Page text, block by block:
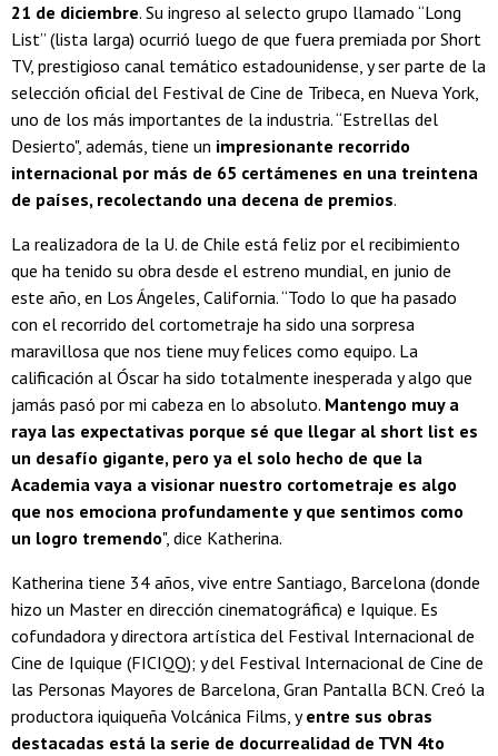
21 de diciembre. Su ingreso al selecto grupo llamado “Long
List” (lista larga) ocurrió luego de que fuera premiada por Short
TV, prestigioso canal temático estadounidense, y ser parte de la
selección oficial del Festival de Cine de Tribeca, en Nueva York,
uno de los más importantes de la industria. “Estrellas del
Desierto", además, tiene un impresionante recorrido
internacional por más de 65 certámenes en una treintena
de países, recolectando una decena de premios.
La realizadora de la U. de Chile está feliz por el recibimiento
que ha tenido su obra desde el estreno mundial, en junio de
este año, en Los Ángeles, California. “Todo lo que ha pasado
con el recorrido del cortometraje ha sido una sorpresa
maravillosa que nos tiene muy felices como equipo. La
calificación al Óscar ha sido totalmente inesperada y algo que
jamás pasó por mi cabeza en lo absoluto. Mantengo muy a
raya las expectativas porque sé que llegar al short list es
un desafío gigante, pero ya el solo hecho de que la
Academia vaya a visionar nuestro cortometraje es algo
que nos emociona profundamente y que sentimos como
un logro tremendo", dice Katherina.
Katherina tiene 34 años, vive entre Santiago, Barcelona (donde
hizo un Master en dirección cinematográfica) e Iquique. Es
cofundadora y directora artística del Festival Internacional de
Cine de Iquique (FICIQQ); y del Festival Internacional de Cine de
las Personas Mayores de Barcelona, Gran Pantalla BCN. Creó la
productora iquiqueña Volcánica Films, yentre sus obras
destacadas está la serie de docurrealidad de TVN 4to